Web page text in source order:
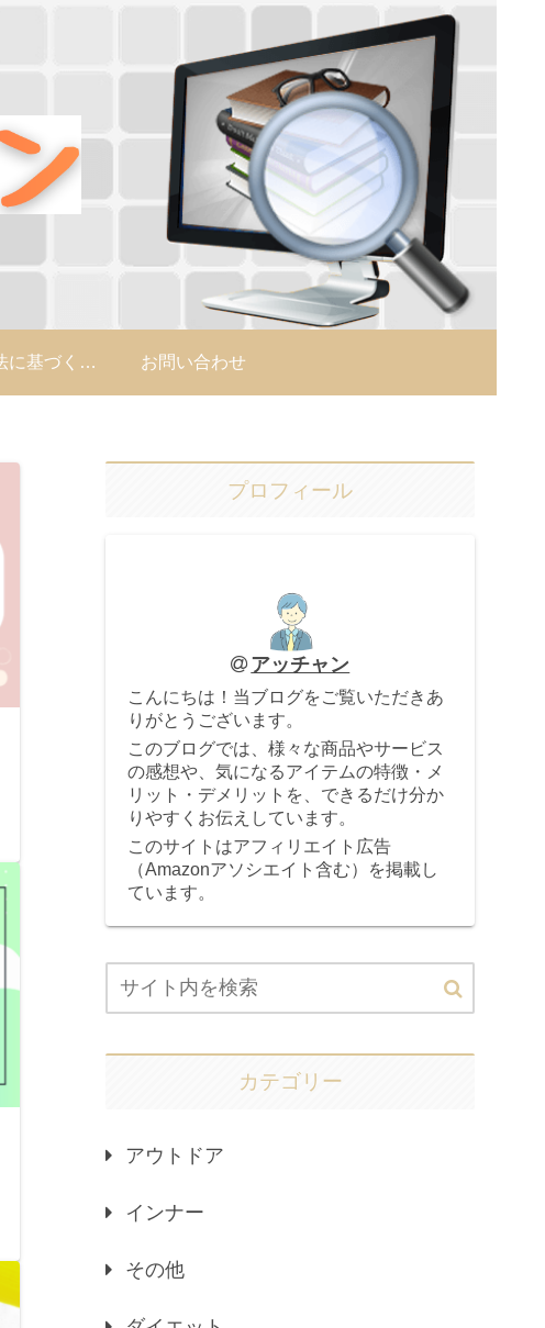
特定商取引法に基づく表示 お問い合わせ
プロフィール
アッチャン
こんにちは！当ブログをご覧いただきあ
りがとうございます。
このブログでは、様々な商品やサービス
の感想や、気になるアイテムの特徴・メ
リット・デメリットを、できるだけ分か
りやすくお伝えしています。
このサイトはアフィリエイト広告
（Amazonアソシエイト含む）を掲載し
ています。
カテゴリー
アウトドア
インナー
その他